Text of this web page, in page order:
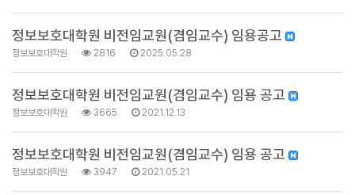
정보보호대학원 비전임교원(겸임교수) 임용공고
정보보호대학원 2816 2025.05.28
정보보호대학원 비전임교원(겸임교수) 임용 공고
정보보호대학원 3665 2021.12.13
정보보호대학원 비전임교원(겸임교수) 임용 공고
정보보호대학원 3947 2021.05.21